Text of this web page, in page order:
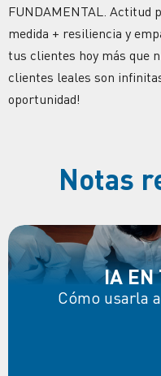
FUNDAMENTAL. Actitud
medida + resiliencia y
tus clientes hoy más que
clientes leales son
oportunidad!
Notas
IA EN
Cómo usarla